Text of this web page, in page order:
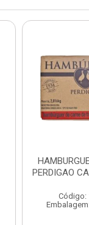
PERDIGAO
Código: